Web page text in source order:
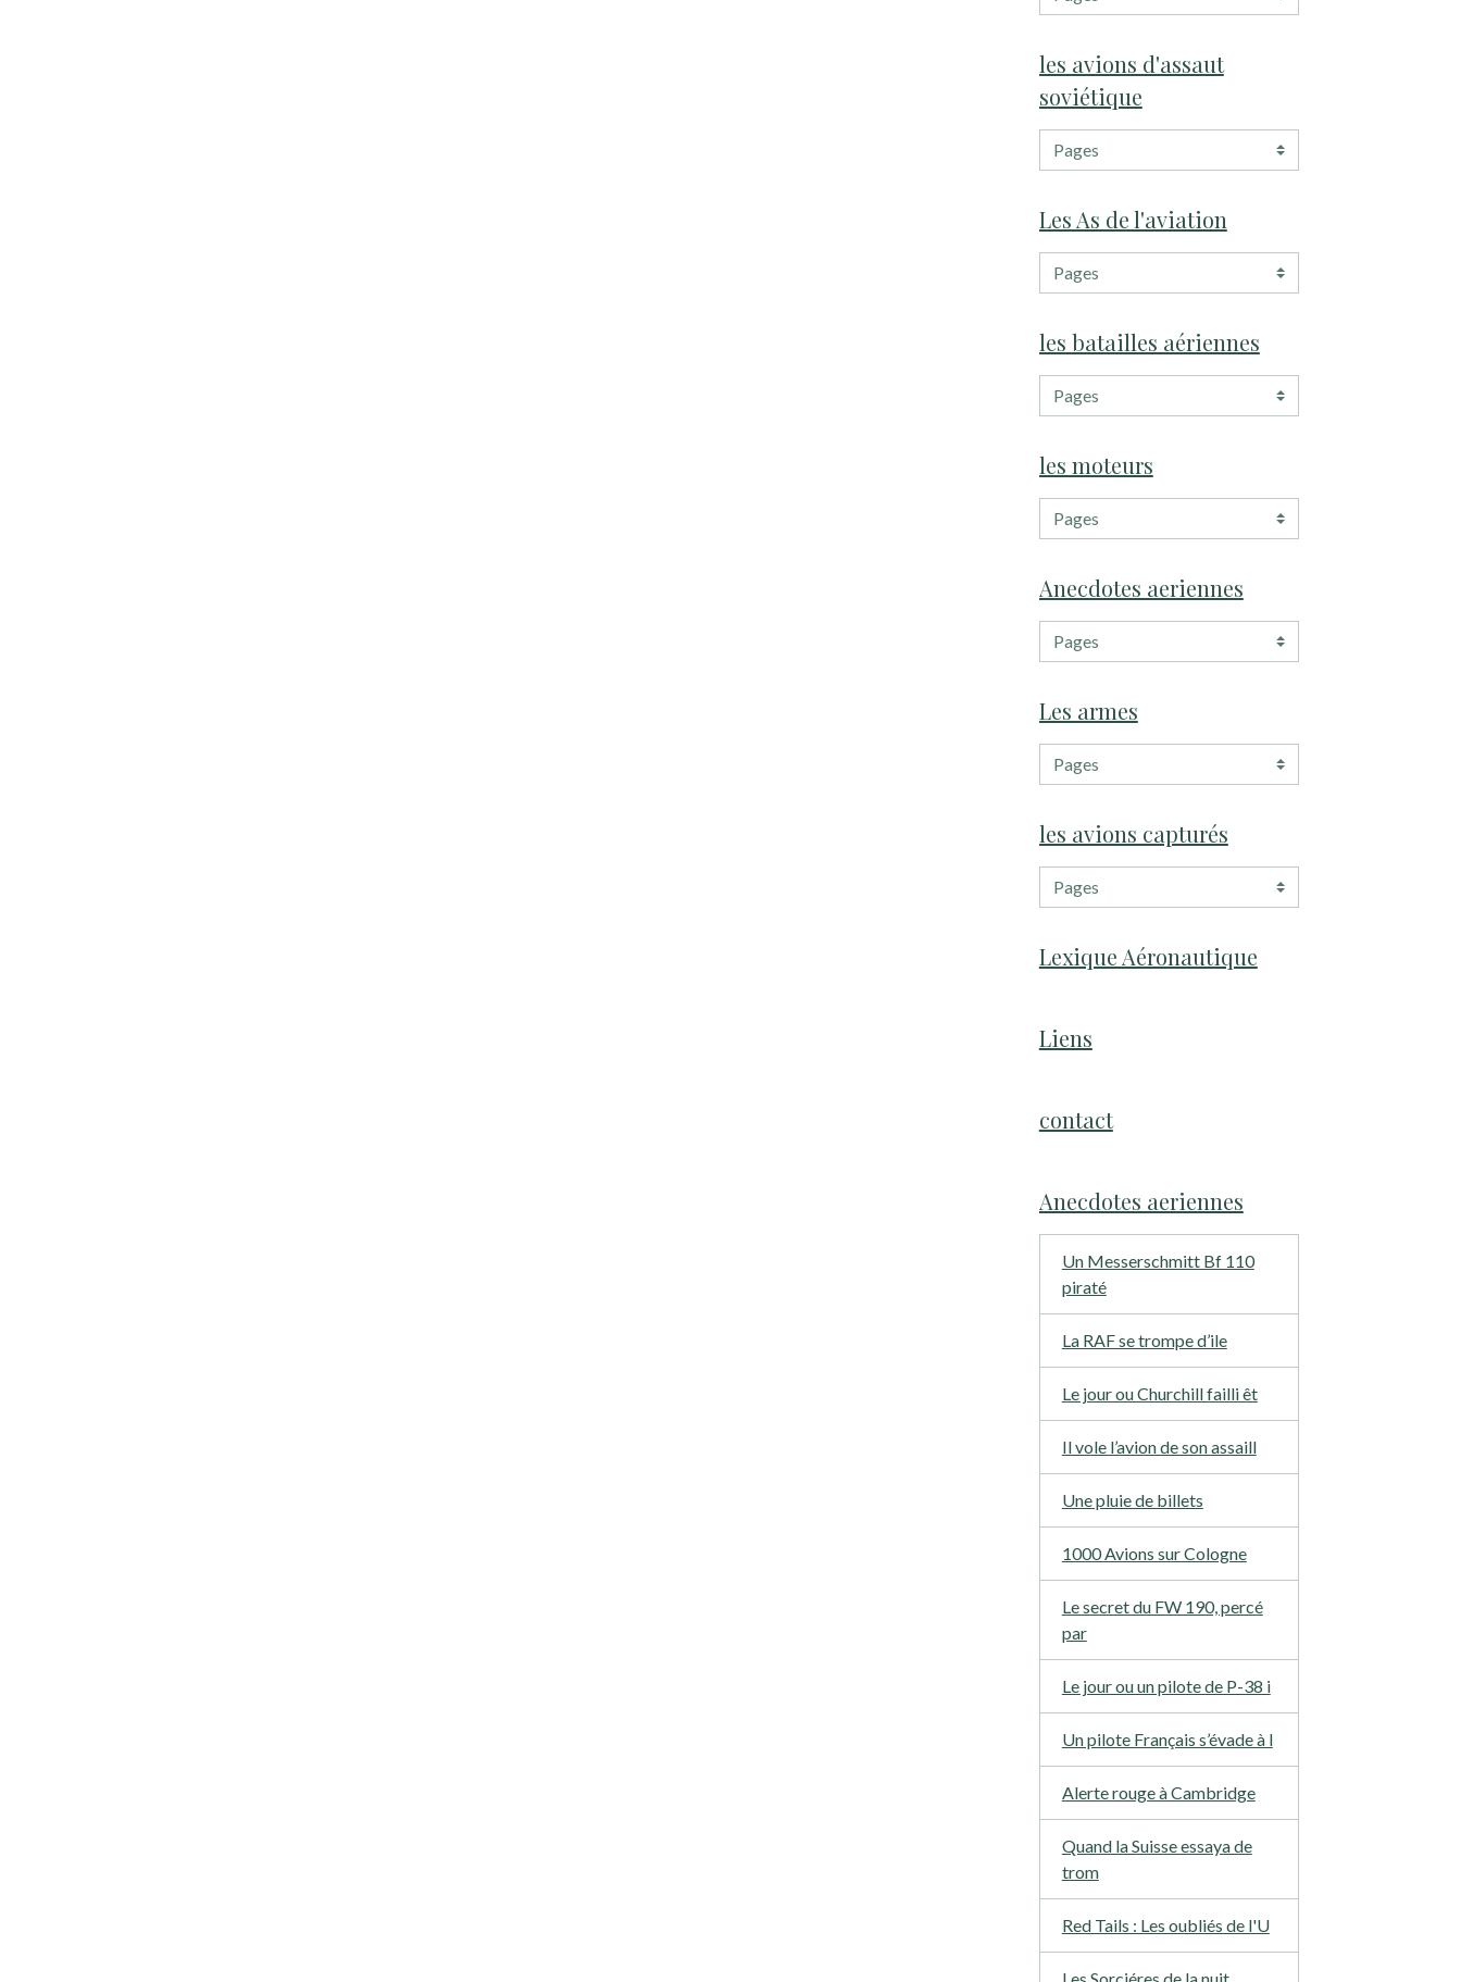
les avions d'assaut
soviétique
Les As de l'aviation
les batailles aériennes
les moteurs
Anecdotes aeriennes
Les armes
les avions capturés
Lexique Aéronautique
Liens
contact
Anecdotes aeriennes
Un Messerschmitt Bf 110
piraté
La RAF se trompe d’ile
Le jour ou Churchill failli êt
Il vole l’avion de son assaill
Une pluie de billets
1000 Avions sur Cologne
Le secret du FW 190, percé
par
Le jour ou un pilote de P-38 i
Un pilote Français s’évade à l
Alerte rouge à Cambridge
Quand la Suisse essaya de
trom
Red Tails : Les oubliés de l'U